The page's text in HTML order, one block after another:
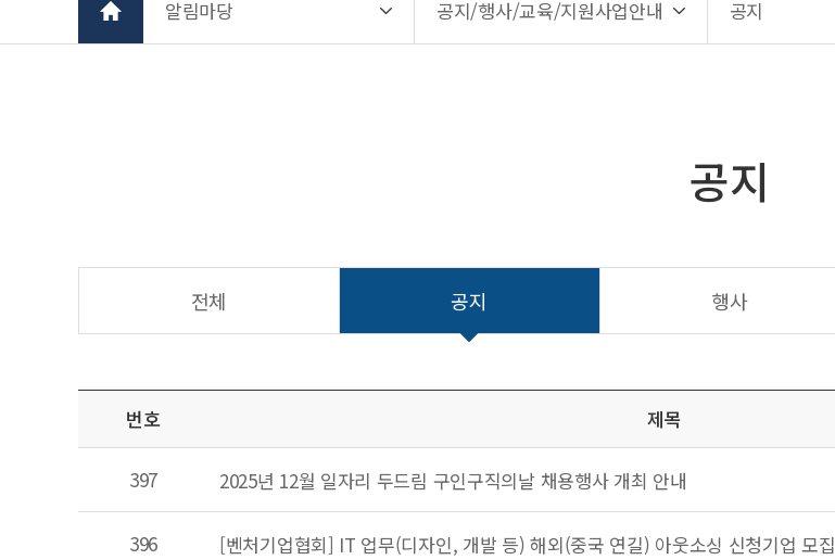
알림마당 공지/행사/교육/지원사업안내 공지
공지
전체 공지 행사
번호 제목
397 2025년 12월 일자리 두드림 구인구직의날 채용행사 개최 안내
396 [벤처기업협회] IT 업무(디자인, 개발 등) 해외(중국 연길) 아웃소싱 신청기업 모집